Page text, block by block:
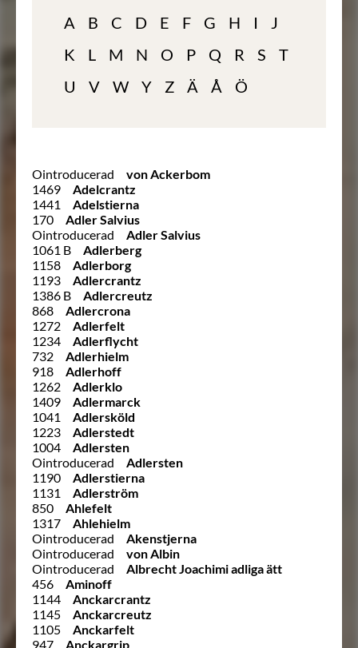
A B C D E F G H I
J
K
L M N O P Q R S
T
U
V W Y Z Ä Å Ö
Ointroducerad
von Ackerbom
1469
Adelcrantz
1441
Adelstierna
170
Adler Salvius
Ointroducerad
Adler Salvius
1061 B
Adlerberg
1158
Adlerborg
1193
Adlercrantz
1386 B
Adlercreutz
868
Adlercrona
1272
Adlerfelt
1234
Adlerflycht
732
Adlerhielm
918
Adlerhoff
1262
Adlerklo
1409
Adlermarck
1041
Adlersköld
1223
Adlerstedt
1004
Adlersten
Ointroducerad
Adlersten
1190
Adlerstierna
1131
Adlerström
850
Ahlefelt
1317
Ahlehielm
Ointroducerad
Akenstjerna
Ointroducerad
von Albin
Ointroducerad
Albrecht Joachimi adliga ätt
456
Aminoff
1144
Anckarcrantz
1145
Anckarcreutz
1105
Anckarfelt
947
Anckargrip